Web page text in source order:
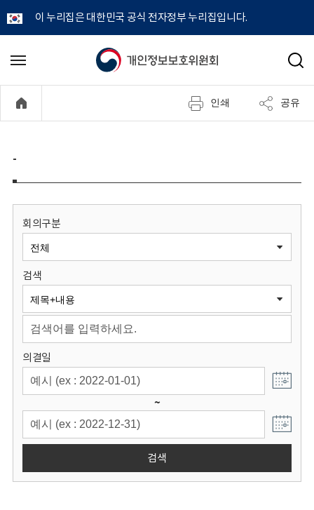
이 누리집은 대한민국 공식 전자정부 누리집입니다.
개
정
보
원
회
메
기
검
인쇄 공유
-
회의구분
검색
의결일
~
검색